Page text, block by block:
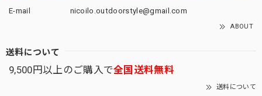
E-mail nicoilo.outdoorstyle@gmail.com
ABOUT
送料について
9,500円以上のご購入で全国送料無料
送料について